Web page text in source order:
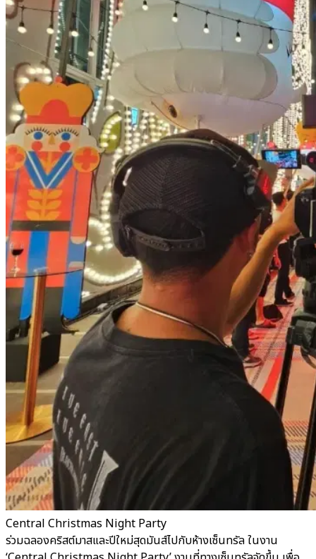
Central Christmas Night Party
ร่วมฉลองคริสต์มาสและปีใหม่สุดมันส์ไปกับห้างเซ็นทรัล ในงาน